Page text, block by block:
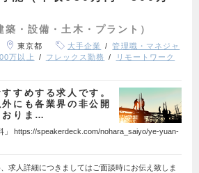
・設備・土木・プラント）
東京都 大手企業
管理職・マネジャ
万以上 フレックス勤務
リモートワーク
すめする求人です。
にも各業界の非公開
おりま…
」 https://speakerdeck.com/nohara_saiyo/ye-yuan-
求人詳細につきましてはご面談時にお伝え致しま